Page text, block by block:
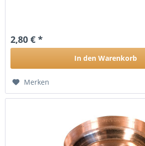
2,80 € *
In den Warenkorb
Merken